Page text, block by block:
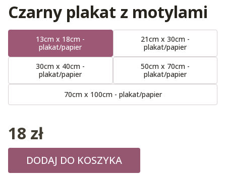
Czarny plakat z motylami
13cm x 18cm -
plakat/papier
21cm x 30cm -
plakat/papier
30cm x 40cm -
plakat/papier
50cm x 70cm -
plakat/papier
70cm x 100cm - plakat/papier
18 zł
DODAJ DO KOSZYKA